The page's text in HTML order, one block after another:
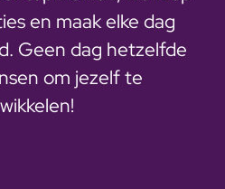
en maak elke dag
Geen dag hetzelfde
om jezelf te